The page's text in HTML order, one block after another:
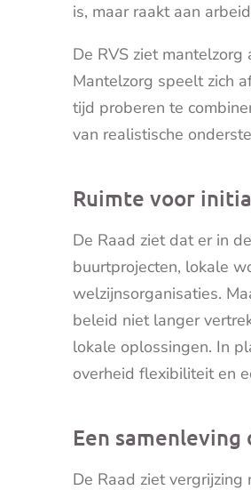
is, maar raakt aan
De RVS ziet
Mantelzorg speelt zich
tijd proberen te
van realistische
Ruimte voor
De Raad ziet dat er in
buurtprojecten, lokale
welzijnsorganisaties.
beleid niet langer
lokale oplossingen. In
overheid flexibiliteit en
Een
De Raad ziet